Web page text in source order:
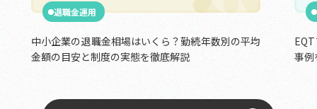
退職金運用
中小企業の退職金相場はいくら？勤続年数別の平均
金額の目安と制度の実態を徹底解説
事例